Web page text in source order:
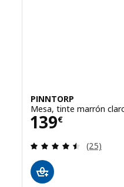
PINNTORP
Mesa, tinte marrón
139€
Precio 139€
Revisa:
(25)